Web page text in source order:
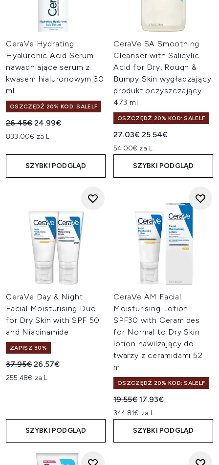
CeraVe Hydrating
Hyaluronic Acid Serum
nawadniające serum z
kwasem hialuronowym 30
ml
OSZCZĘDŹ 20% KOD: SALELF
Sugerowana cena detaliczna:
26.45€Aktualna cena:
24.99€
833.00€ za L
SZYBKI PODGLĄD
CeraVe SA Smoothing
Cleanser with Salicylic
Acid for Dry, Rough &
Bumpy Skin wygładzający
produkt oczyszczający
473 ml
OSZCZĘDŹ 20% KOD: SALELF
Sugerowana cena
27.03€Aktualna cena:
25.54€
54.00€ za L
SZYBKI PODGLĄD
CeraVe Day & Night
Facial Moisturising Duo
for Dry Skin with SPF 50
and Niacinamide
ZAPISZ 30%
Sugerowana cena detaliczna:
37.95€Aktualna cena:
26.57€
255.48€ za L
SZYBKI PODGLĄD
CeraVe AM Facial
Moisturising Lotion
SPF30 with Ceramides
for Normal to Dry Skin
lotion nawilżający do
twarzy z ceramidami 52
ml
OSZCZĘDŹ 20% KOD: SALELF
Sugerowana cena
19.55€Aktualna cena:
17.93€
344.81€ za L
SZYBKI PODGLĄD